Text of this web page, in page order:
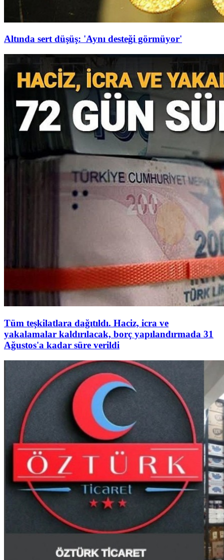
Altında sert düşüş: 'Aynı desteği görmüyor'
Tüm teşkilatlara dağıtıldı. Haciz, icra ve
yakalamalar kaldırılacak, borç yapılandırmada 31
Ağustos'a kadar süre verildi